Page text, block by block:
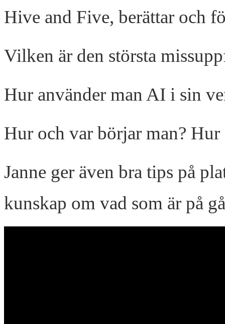
Hive and Five, berättar och
Vilken är den största
Hur använder man AI i sin
Hur och var börjar man? Hur
Janne ger även bra tips på
kunskap om vad som är på